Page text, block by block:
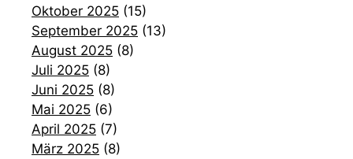
Oktober 2025 (15)
September 2025 (13)
August 2025 (8)
Juli 2025 (8)
Juni 2025 (8)
Mai 2025 (6)
April 2025 (7)
März 2025 (8)